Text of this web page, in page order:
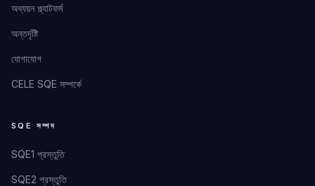
অধ্যয়ন প্ল্যাটফর্ম
অন্তর্দৃষ্টি
যোগাযোগ
CELE SQE সম্পর্কে
SQE সম্পদ
SQE1 প্রস্তুতি
SQE2 প্রস্তুতি